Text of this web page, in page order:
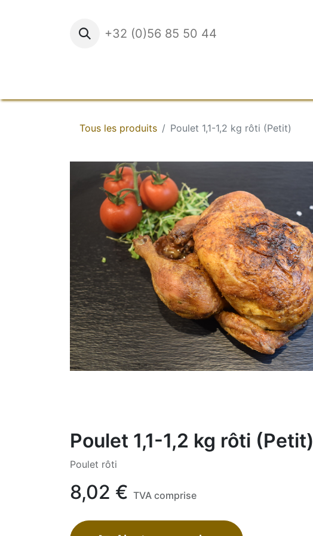
+32 (0)56 85 50 44
Tous les produits Poulet 1,1-1,2 kg rôti (Petit)
Poulet 1,1-1,2 kg rôti (Petit)
Poulet rôti
8,02 € TVA comprise